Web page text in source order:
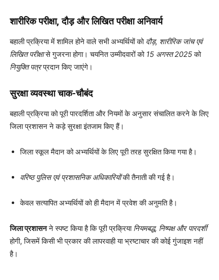
शारीरिक परीक्षा, दौड़ और लिखित परीक्षा अनिवार्य
बहाली प्रक्रिया में शामिल होने वाले सभी अभ्यर्थियों को दौड़, शारीरिक जांच एवं
लिखित परीक्षासे गुजरना होगा। चयनित उम्मीदवारों को 15 अगस्त 2025को
नियुक्ति पत्रप्रदान किए जाएंगे।
सुरक्षा व्यवस्था चाक-चौबंद
बहाली प्रक्रिया को पूरी पारदर्शिता और नियमों के अनुसार संचालित करने के लिए
जिला प्रशासन ने कड़े सुरक्षा इंतजाम किए हैं।
जिला स्कूल मैदान को अभ्यर्थियों के लिए पूरी तरह सुरक्षित किया गया है।
वरिष्ठ पुलिस एवं प्रशासनिक अधिकारियोंकी तैनाती की गई है।
केवल सत्यापित अभ्यर्थियों को ही मैदान में प्रवेश की अनुमति है।
जिला प्रशासनने स्पष्ट किया है कि पूरी प्रक्रिया नियमबद्ध, निष्पक्ष और पारदर्शी
होगी, जिसमें किसी भी प्रकार की लापरवाही या भ्रष्टाचार की कोई गुंजाइश नहीं
है।